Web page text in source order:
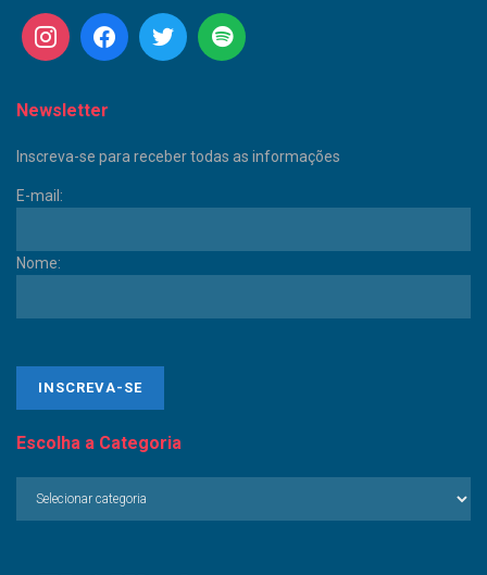
Newsletter
Inscreva-se para receber todas as informações
E-mail:
Nome:
Escolha a Categoria
Escolha